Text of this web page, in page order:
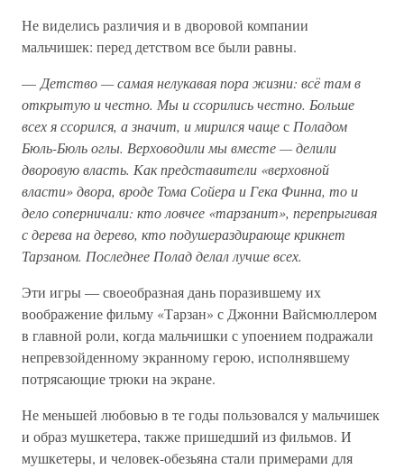
Не виделись различия и в дворовой компании
мальчишек: перед детством все были равны.
—Детство — самая нелукавая пора жизни: всё там в
открытую и честно. Мы и ссорились честно. Больше
всех я ссорился, а значит, и мирился чащесПоладом
Бюль-Бюль оглы. Верховодили мы вместе — делили
дворовую власть. Как представители «верховной
власти» двора, вроде Тома Сойера и Гека Финна, то и
дело соперничали: кто ловчее «тарзанит», перепрыгивая
с дерева на дерево, кто подушераздирающе крикнет
Тарзаном. Последнее Полад делал лучше всех.
Эти игры — своеобразная дань поразившему их
воображение фильму «Тарзан» с Джонни Вайсмюллером
в главной роли, когда мальчишки с упоением подражали
непревзойденному экранному герою, исполнявшему
потрясающие трюки на экране.
Не меньшей любовью в те годы пользовался у мальчишек
и образ мушкетера, также пришедший из фильмов. И
мушкетеры, и человек-обезьяна стали примерами для